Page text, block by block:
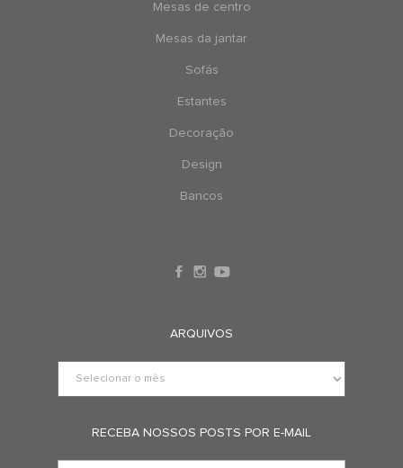
Mesas de centro
Mesas da jantar
Sofás
Estantes
Decoração
Design
Bancos
ARQUIVOS
RECEBA NOSSOS POSTS POR E-MAIL